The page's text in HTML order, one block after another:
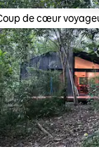
de cœur
de cœur